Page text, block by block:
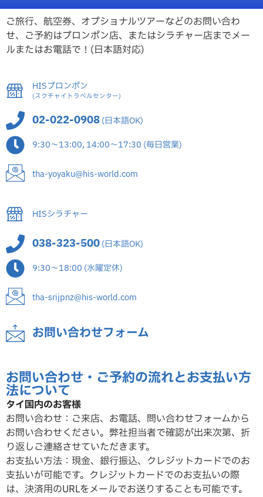
ご旅行、航空券、オプショナルツアーなどのお問い合わ
せ、ご予約はプロンポン店、またはシラチャー店までメー
ルまたはお電話で！(日本語対応)
HISプロンポン
(スクチャイトラベルセンター)
02-022-0908(日本語OK)
9:30～13:00, 14:00～17:30 (毎日営業)
tha-yoyaku@his-world.com
HISシラチャー
038-323-500(日本語OK)
9:30～18:00 (水曜定休)
tha-srijpnz@his-world.com
お問い合わせフォーム
お問い合わせ・ご予約の流れとお支払い方
法について
タイ国内のお客様
お問い合わせ：ご来店、お電話、問い合わせフォームから
お問い合わせください。弊社担当者で確認が出来次第、折
り返しご連絡させていただきます。
お支払い方法：現金、銀行振込、クレジットカードでのお
支払いが可能です。クレジットカードでのお支払いの際
は、決済用のURLをメールでお送りすることも可能です。